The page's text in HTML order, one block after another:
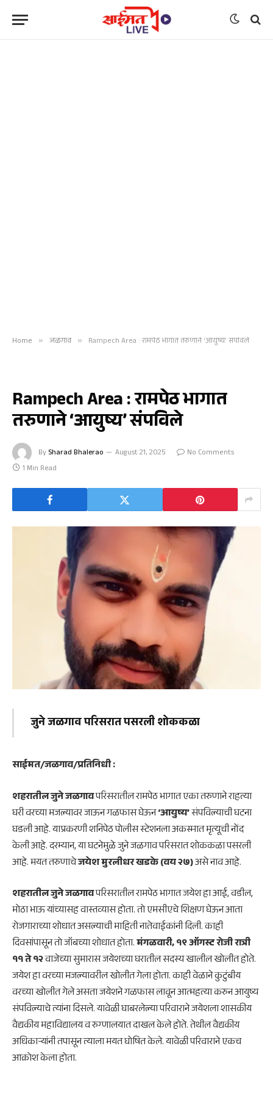
Home » जळगाव » Rampech Area : रामपेठ भागात तरुणाने ‘आयुष्य’ संपविले
Rampech Area : रामपेठ भागात
तरुणाने ‘आयुष्य’ संपविले
By Sharad Bhalerao August 21, 2025
No Comments
1 Min Read
जुने जळगाव परिसरात पसरली शोककळा
साईमत/जळगाव/प्रतिनिधी :
शहरातील जुने जळगावपरिसरातील रामपेठ भागात एका तरुणाने राहत्या
घरी वरच्या मजल्यावर जाऊन गळफास घेऊन‘आयुष्य’संपविल्याची घटना
घडली आहे. याप्रकरणी शनिपेठ पोलीस स्टेशनला अकस्मात मृत्यूची नोंद
केली आहे. दरम्यान, या घटनेमुळे जुने जळगाव परिसरात शोककळा पसरली
आहे. मयत तरुणाचेजयेश मुरलीधर खडके (वय २७)असे नाव आहे.
शहरातील जुने जळगावपरिसरातील रामपेठ भागात जयेश हा आई, वडील,
मोठा भाऊ यांच्यासह वास्तव्यास होता. तो एमसीएचे शिक्षण घेऊन आता
रोजगाराच्या शोधात असल्याची माहिती नातेवाईकांनी दिली. काही
दिवसांपासून तो जॉबच्या शोधात होता.मंगळवारी, १९ ऑगस्ट रोजी रात्री
११ ते १२वाजेच्या सुमारास जयेशच्या घरातील सदस्य खालील खोलीत होते.
जयेश हा वरच्या मजल्यावरील खोलीत गेला होता. काही वेळाने कुटुंबीय
वरच्या खोलीत गेले असता जयेशने गळफास लावून आत्महत्या करुन आयुष्य
संपविल्याचे त्यांना दिसले. यावेळी घाबरलेल्या परिवाराने जयेशला शासकीय
वैद्यकीय महाविद्यालय व रुग्णालयात दाखल केले होते. तेथील वैद्यकीय
अधिकाऱ्यांनी तपासून त्याला मयत घोषित केले. यावेळी परिवाराने एकच
आक्रोश केला होता.